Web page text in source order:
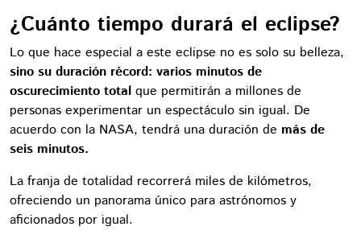
¿Cuánto tiempo durará el eclipse?
Lo que hace especial a este eclipse no es solo su belleza,
sino su duración récord: varios minutos de
oscurecimiento total que permitirán a millones de
personas experimentar un espectáculo sin igual. De
acuerdo con la NASA, tendrá una duración de más de
seis minutos.
La franja de totalidad recorrerá miles de kilómetros,
ofreciendo un panorama único para astrónomos y
aficionados por igual.